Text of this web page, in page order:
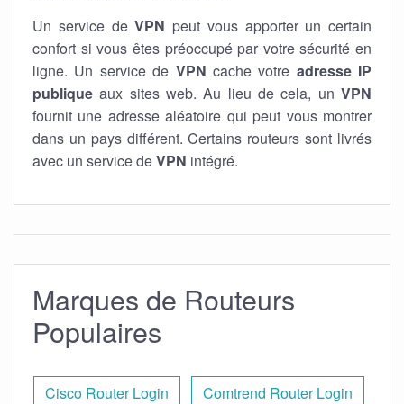
Un service deVPN peut vous apporter un certain
confort si vous êtes préoccupé par votre sécurité en
ligne. Un service de VPN cache votre adresse IP
publique aux sites web. Au lieu de cela, un VPN
fournit une adresse aléatoire qui peut vous montrer
dans un pays différent. Certains routeurs sont livrés
avec un service deVPN intégré.
Marques de Routeurs
Populaires
Cisco Router Login Comtrend Router Login